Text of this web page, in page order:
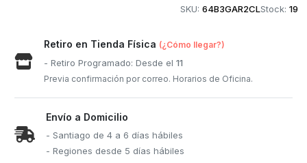
SKU: 64B3GAR2CLStock: 19
Retiro en Tienda Física (¿Cómo llegar?)
- Retiro Programado: Desde el11
Previa confirmación por correo. Horarios de Oficina.
Envío a Domicilio
- Santiago de 4 a 6 días hábiles
- Regiones desde 5 días hábiles